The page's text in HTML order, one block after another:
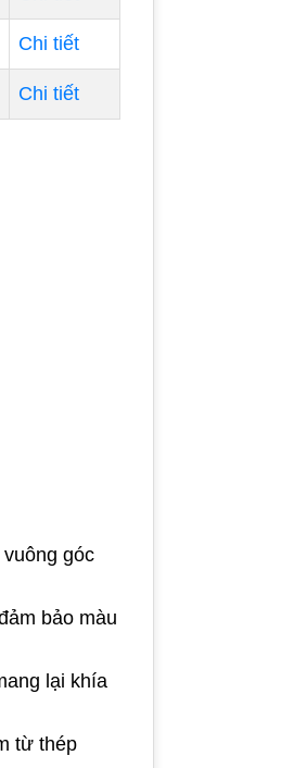
Chi tiết
Chi tiết
góc
bảo màu
lại khía
từ thép